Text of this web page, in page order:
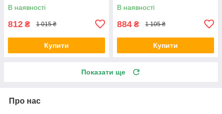
В наявності
812 ₴ 1 015 ₴
Купити
В наявності
884 ₴ 1 105 ₴
Купити
Показати ще
Про нас